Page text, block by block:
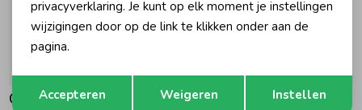
Gymp Gymp
Terug Opslaan
privacyverklaring. Je kunt op elk moment je instellingen
wijzigingen door op de link te klikken onder aan de
pagina.
Accepteren Weigeren Instellen